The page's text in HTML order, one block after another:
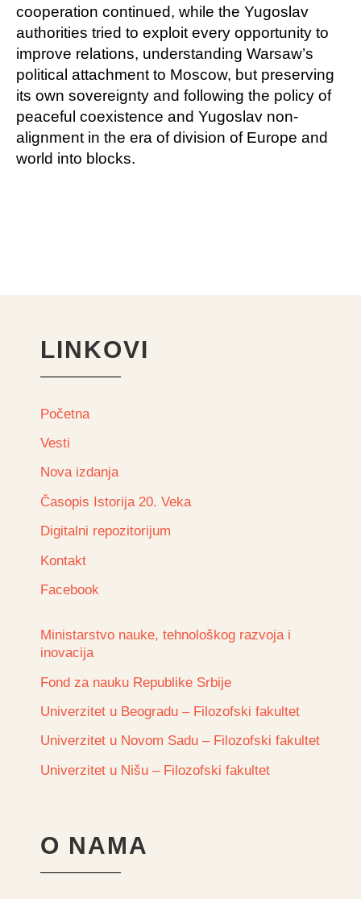
cooperation continued, while the Yugoslav
authorities tried to exploit every opportunity to
improve relations, understanding Warsaw’s
political attachment to Moscow, but preserving
its own sovereignty and following the policy of
peaceful coexistence and Yugoslav non-
alignment in the era of division of Europe and
world into blocks.
LINKOVI
Početna
Vesti
Nova izdanja
Časopis Istorija 20. Veka
Digitalni repozitorijum
Kontakt
Facebook
Ministarstvo nauke, tehnološkog razvoja i
inovacija
Fond za nauku Republike Srbije
Univerzitet u Beogradu – Filozofski fakultet
Univerzitet u Novom Sadu – Filozofski fakultet
Univerzitet u Nišu – Filozofski fakultet
O NAMA